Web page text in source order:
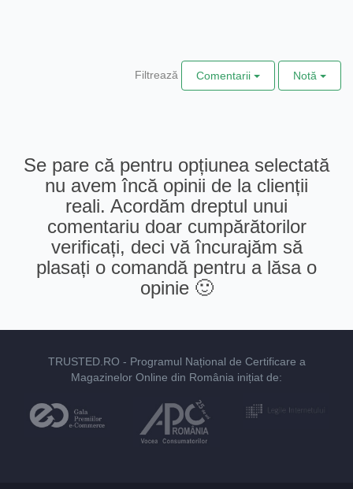
Filtrează Comentarii Notă
Se pare că pentru opțiunea selectată
nu avem încă opinii de la clienții
reali. Acordăm dreptul unui
comentariu doar cumpărătorilor
verificați, deci vă încurajăm să
plasați o comandă pentru a lăsa o
opinie 🙂
TRUSTED.RO - Programul Național de Certificare a
Magazinelor Online din România inițiat de: